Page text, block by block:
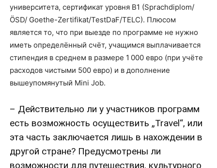
университета, сертификат уровня B1 (Sprachdiplom/
ÖSD/ Goethe-Zertifikat/TestDaF/TELC). Плюсом
является то, что при выезде по программе не нужно
иметь определённый счёт, учащимся выплачивается
стипендия в среднем в размере 1 000 евро (при учёте
расходов чистыми 500 евро) и в дополнение
вышеупомянутый Mini Job.
– Действительно ли у участников программ
есть возможность осуществить „Travel“, или
эта часть заключается лишь в нахождении в
другой стране? Предусмотрены ли
возможности для путешествия, культурного